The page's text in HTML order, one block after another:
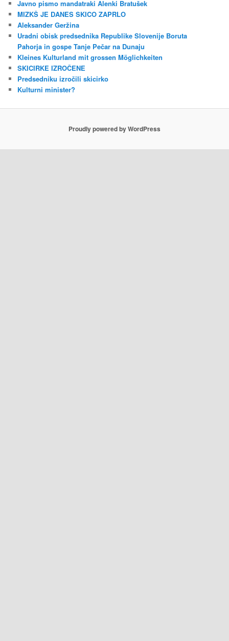
Javno pismo mandatraki Alenki Bratušek
MIZKŠ JE DANES SKICO ZAPRLO
Aleksander Geržina
Uradni obisk predsednika Republike Slovenije Boruta
Pahorja in gospe Tanje Pečar na Dunaju
Kleines Kulturland mit grossen Möglichkeiten
SKICIRKE IZROČENE
Predsedniku izročili skicirko
Kulturni minister?
Proudly powered by WordPress